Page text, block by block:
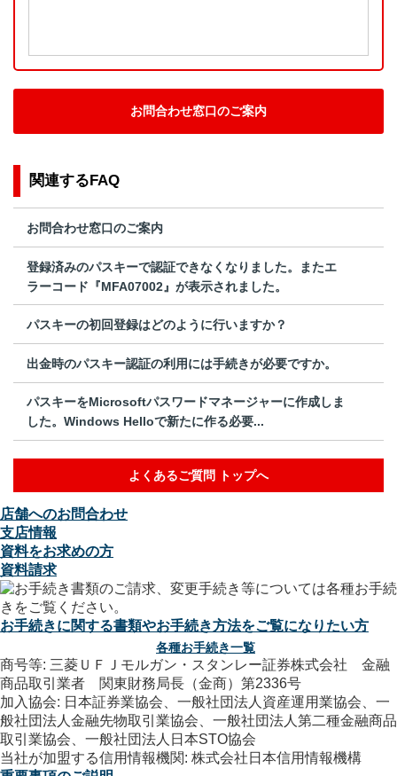
お問合わせ窓口のご案内
関連するFAQ
お問合わせ窓口のご案内
登録済みのパスキーで認証できなくなりました。またエ
ラーコード『MFA07002』が表示されました。
パスキーの初回登録はどのように行いますか？
出金時のパスキー認証の利用には手続きが必要ですか。
パスキーをMicrosoftパスワードマネージャーに作成しま
した。Windows Helloで新たに作る必要...
よくあるご質問 トップへ
店舗へのお問合わせ
支店情報
資料をお求めの方
資料請求
お手続きに関する書類やお手続き方法をご覧になりたい方
各種お手続き一覧
商号等: 三菱ＵＦＪモルガン・スタンレー証券株式会社 金融
商品取引業者 関東財務局長（金商）第2336号
加入協会: 日本証券業協会、一般社団法人資産運用業協会、一
般社団法人金融先物取引業協会、一般社団法人第二種金融商品
取引業協会、一般社団法人日本STO協会
当社が加盟する信用情報機関: 株式会社日本信用情報機構